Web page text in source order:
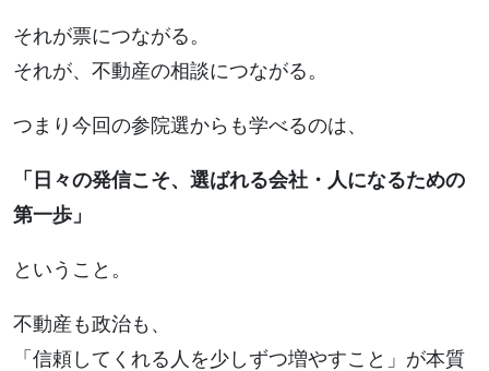
それが票につながる。
それが、不動産の相談につながる。
つまり今回の参院選からも学べるのは、
「日々の発信こそ、選ばれる会社・人になるための
第一歩」
ということ。
不動産も政治も、
「信頼してくれる人を少しずつ増やすこと」が本質